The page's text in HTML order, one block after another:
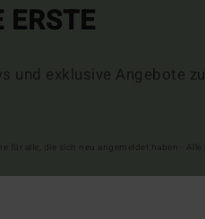
und exklusive Angebote zu